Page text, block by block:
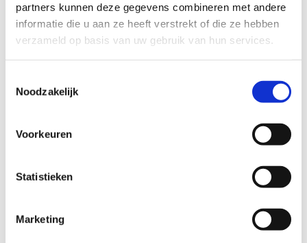
partners kunnen deze gegevens combineren met andere
informatie die u aan ze heeft verstrekt of die ze hebben
verzameld op basis van uw gebruik van hun services.
Noodzakelijk
Voorkeuren
Statistieken
Marketing
BEWEGWIJZERING
slecht
TIP:ontbrekende signalisatie kan je melden via het
STAAT VAN PARCOURS(ONDERGROND, BEGROEIING, ONDERHOUD)
slecht
WEER